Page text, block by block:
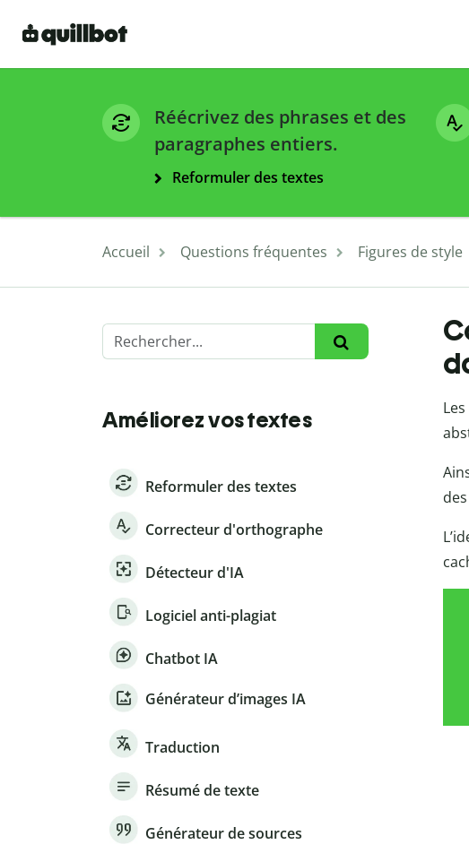
Réécrivez des phrases et des
paragraphes entiers.
Reformuler des textes
Accueil Questions fréquentes Figures de style
Améliorez vos textes
Reformuler des textes
Correcteur d'orthographe
Détecteur d'IA
Logiciel anti-plagiat
Chatbot IA
Générateur d’images IA
Traduction
Résumé de texte
Générateur de sources